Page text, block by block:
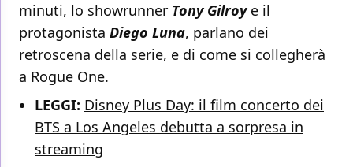
minuti, lo showrunner Tony Gilroye il
protagonista Diego Luna, parlano dei
retroscena della serie, e di come si collegherà
a Rogue One.
LEGGI: Disney Plus Day: il film concerto dei
BTS a Los Angeles debutta a sorpresa in
streaming